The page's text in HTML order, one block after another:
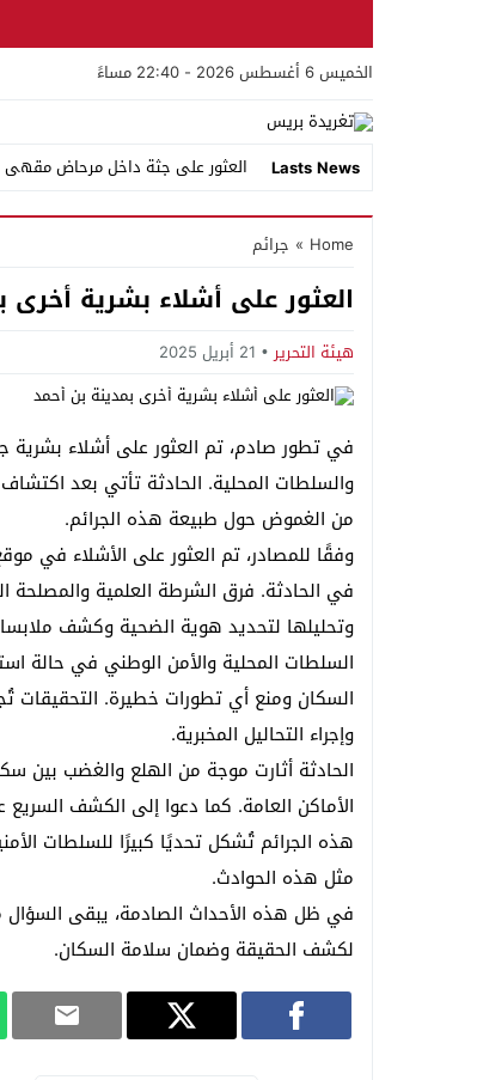
الخميس 6 أغسطس 2026 - 22:40 مساءً
Lasts News
العثور على جثة داخل مرحاض مقهى
الشرطة القضائية بسلا الجديدة
إيقاف شخصين خارج باب سبتة بسلا
أيها المرشحون.. السلاويون يريدون
من بركان إلى سلا.. القضاء يقول
وزارة الداخلية تكشف تفاصيل أحداث سبتة ومليلية: 40 ألف محاولة عبور نحو
جماعة السهول تبرر أزمة الأزبال
سلا المدينة تشن حرباً بلا هوادة
شكلاط فاسد في قلب سلا.. فمن
Home
» جرائم
العثور على أشلاء بشرية أخرى
هيئة التحرير 21 أبريل 2025
في تطور صادم، تم العثور على أشلاء بشرية
والسلطات المحلية. الحادثة تأتي بعد
من الغموض حول طبيعة هذه الجرائم.
وفقًا للمصادر، تم العثور على الأشلاء في
في الحادثة. فرق الشرطة العلمية والمصلحة
وتحليلها لتحديد هوية الضحية وكشف
السلطات المحلية والأمن الوطني في حالة
السكان ومنع أي تطورات خطيرة. التحقيقات
وإجراء التحاليل المخبرية.
الحادثة أثارت موجة من الهلع والغضب بين
الأماكن العامة. كما دعوا إلى الكشف السريع
هذه الجرائم تُشكل تحديًا كبيرًا للسلطات
مثل هذه الحوادث.
في ظل هذه الأحداث الصادمة، يبقى السؤال
لكشف الحقيقة وضمان سلامة السكان.